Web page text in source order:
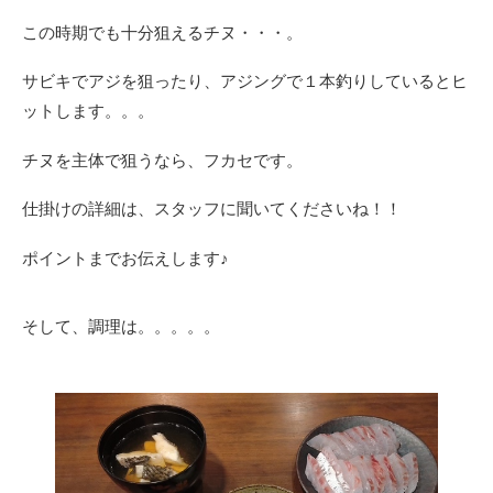
この時期でも十分狙えるチヌ・・・。
サビキでアジを狙ったり、アジングで１本釣りしているとヒ
ットします。。。
チヌを主体で狙うなら、フカセです。
仕掛けの詳細は、スタッフに聞いてくださいね！！
ポイントまでお伝えします♪
そして、調理は。。。。。